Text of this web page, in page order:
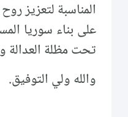
المناسبة لتعزيز
على بناء سوريا
تحت مظلة العدالة
والله ولي التوفيق.